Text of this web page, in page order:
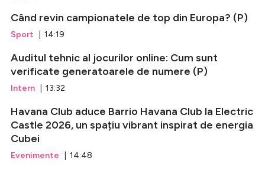
Când revin campionatele de top din Europa? (P)
Sport | 14:19
Auditul tehnic al jocurilor online: Cum sunt
verificate generatoarele de numere (P)
Intern | 13:32
Havana Club aduce Barrio Havana Club la Electric
Castle 2026, un spațiu vibrant inspirat de energia
Cubei
Evenimente | 14:48